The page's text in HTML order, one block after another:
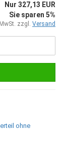
Nur 327,13 EUR
Sie sparen 5%
zzgl. Versand